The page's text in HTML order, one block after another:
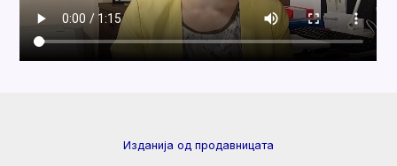
Изданија од продавницата